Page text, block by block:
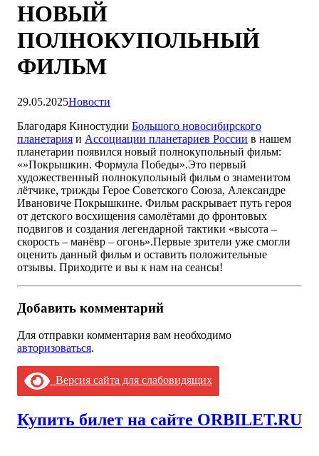
НОВЫЙ
ПОЛНОКУПОЛЬНЫЙ
ФИЛЬМ
29.05.2025Новости
Благодаря Киностудии Большого новосибирского
планетария и Ассоциации планетариев России в нашем
планетарии появился новый полнокупольный фильм:
«»Покрышкин. Формула Победы».Это первый
художественный полнокупольный фильм о знаменитом
лётчике, трижды Герое Советского Союза, Александре
Ивановиче Покрышкине. Фильм раскрывает путь героя
от детского восхищения самолётами до фронтовых
подвигов и создания легендарной тактики «высота –
скорость – манёвр – огонь».Первые зрители уже смогли
оценить данный фильм и оставить положительные
отзывы. Приходите и вы к нам на сеансы!
Добавить комментарий
Для отправки комментария вам необходимо
авторизоваться.
Версия сайта для слабовидящих
Купить билет на сайте ORBILET.RU